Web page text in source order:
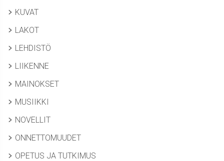
KUVAT
LAKOT
LEHDISTÖ
LIIKENNE
MAINOKSET
MUSIIKKI
NOVELLIT
ONNETTOMUUDET
OPETUS JA TUTKIMUS